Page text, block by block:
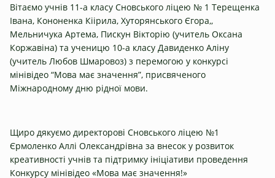
Вітаємо учнів 11-а класу Сновського ліцею № 1 Терещенка
Івана, Кононенка Кіірила, Хуторянського Єгора,,
Мельничука Артема, Пискун Вікторію (учитель Оксана
Коржавіна) та ученицю 10-а класу Давиденко Аліну
(учитель Любов Шмаровоз) з перемогою у конкурсі
мінівідео “Мова має значення”, присвяченого
Міжнародному дню рідної мови.
Щиро дякуємо директорові Сновського ліцею №1
Єрмоленко Аллі Олександрівна за внесок у розвиток
креативності учнів та підтримку ініціативи проведення
Конкурсу мінівідео «Мова має значення!»